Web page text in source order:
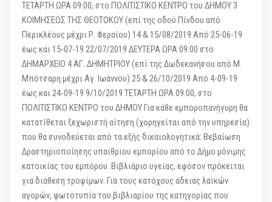
ΤΕΤΑΡΤΗ ΩΡΑ 09:00, στο ΠΟΛΙΤΙΣΤΙΚΟ ΚΕΝΤΡΟ του ΔΗΜΟΥ 3
ΚΟΙΜΗΣΕΩΣ ΤΗΣ ΘΕΟΤΟΚΟΥ (επί της οδού Πίνδου από
Περικλέους μέχρι Ρ. Φεραίου) 14 & 15/08/2019 Από 25-06-19
έως και 15-07-19 22/07/2019 ΔΕΥΤΕΡΑ ΩΡΑ 09:00 στο
ΔΗΜΑΡΧΕΙΟ 4 ΑΓ. ΔΗΜΗΤΡΙΟΥ (επί της Δωδεκανήσου από Μ.
Μπότσαρη μέχρι Αγ. Ιωάννου) 25 & 26/10/2019 Από 4-09-19
έως και 24-09-19 9/10/2019 ΤΕΤΑΡΤΗ ΩΡΑ 09:00, στο
ΠΟΛΙΤΙΣΤΙΚΟ ΚΕΝΤΡΟ του ΔΗΜΟΥ Για κάθε εμποροπανήγυρη θα
κατατίθεται ξεχωριστή αίτηση (χορηγείται από την υπηρεσία)
που θα συνοδεύεται από τα εξής δικαιολογητικά: Βεβαίωση
Δραστηριοποίησης υπαίθριου εμπορίου από το Δήμο μόνιμης
κατοικίας του εμπόρου. Βιβλιάριο υγείας, εφόσον πρόκειται
για διάθεση τροφίμων. Για τους κατόχους άδειας λαϊκών
αγορών, φωτοτυπία του βιβλιαρίου της κατηγορίας που